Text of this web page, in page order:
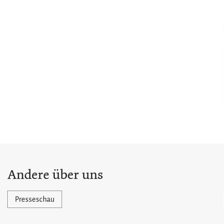
Andere über uns
Presseschau